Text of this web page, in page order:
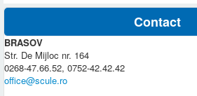
Contact
BRASOV
Str. De Mijloc nr. 164
0268-47.66.52, 0752-42.42.42
office@scule.ro